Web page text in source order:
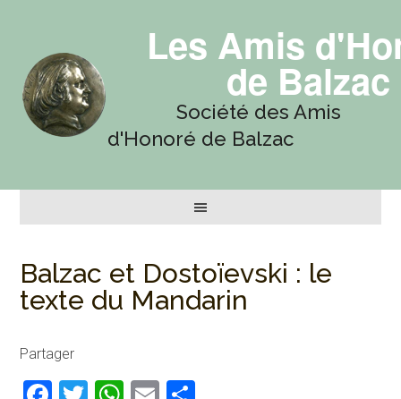
Les Amis
de Balzac
Société des Amis
d'Honoré de Balzac
Balzac et Dostoïevski : le
texte du Mandarin
Partager